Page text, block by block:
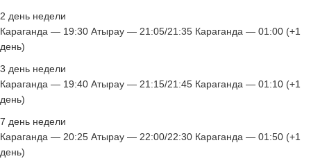
2 день недели
Караганда — 19:30 Атырау — 21:05/21:35 Караганда — 01:00 (+1
день)
3 день недели
Караганда — 19:40 Атырау — 21:15/21:45 Караганда — 01:10 (+1
день)
7 день недели
Караганда — 20:25 Атырау — 22:00/22:30 Караганда — 01:50 (+1
день)